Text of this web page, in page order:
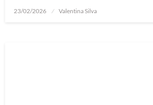
Posted
23/02/2026 Valentina Silva